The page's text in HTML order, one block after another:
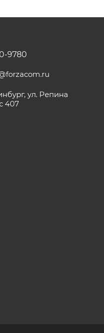
9780
ул. Репина
407